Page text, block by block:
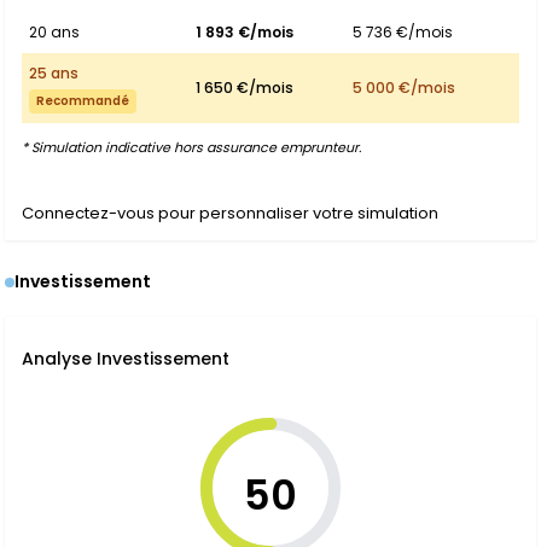
20 ans
1 893 €/mois
5 736 €/mois
25 ans
Recommandé
1 650 €/mois 5 000 €/mois
* Simulation indicative hors assurance emprunteur.
Connectez-vous pour personnaliser votre simulation
Investissement
Analyse Investissement
50